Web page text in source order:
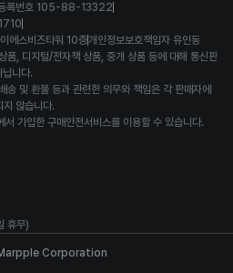
록번호 105-88-13322
에스비즈타워 10층개인정보보호책임자 유인동
품, 디지털/전자책 상품, 중개 상품 등에 대해 통신판
니다.
송 및 환불 등과 관련한 의무와 책임은 각 판매자에
지 않습니다.
가입한 구매안전서비스를 이용할 수 있습니다.
휴무)
Corporation